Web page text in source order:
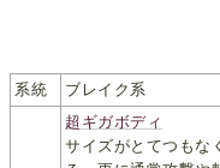
系統 ブレイク系
超ギガボディ
サイズがとてつもな